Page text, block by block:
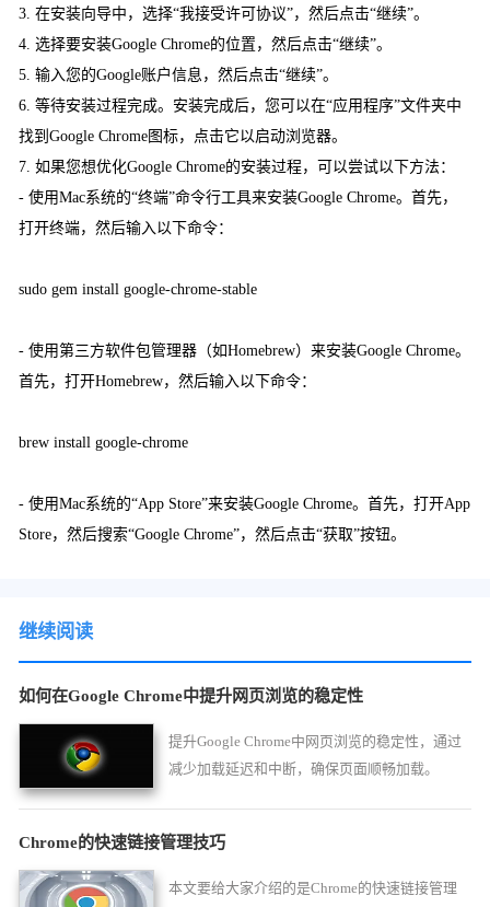
3. 在安装向导中，选择“我接受许可协议”，然后点击“继续”。
4. 选择要安装Google Chrome的位置，然后点击“继续”。
5. 输入您的Google账户信息，然后点击“继续”。
6. 等待安装过程完成。安装完成后，您可以在“应用程序”文件夹中
找到Google Chrome图标，点击它以启动浏览器。
7. 如果您想优化Google Chrome的安装过程，可以尝试以下方法：
- 使用Mac系统的“终端”命令行工具来安装Google Chrome。首先，
打开终端，然后输入以下命令：
sudo gem install google-chrome-stable
- 使用第三方软件包管理器（如Homebrew）来安装Google Chrome。
首先，打开Homebrew，然后输入以下命令：
brew install google-chrome
- 使用Mac系统的“App Store”来安装Google Chrome。首先，打开App
Store，然后搜索“Google Chrome”，然后点击“获取”按钮。
继续阅读
如何在Google Chrome中提升网页浏览的稳定性
提升Google Chrome中网页浏览的稳定性，通过
减少加载延迟和中断，确保页面顺畅加载。
Chrome的快速链接管理技巧
本文要给大家介绍的是Chrome的快速链接管理